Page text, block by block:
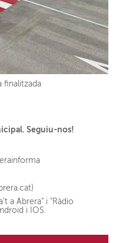
finalitzada
Seguiu-nos!
a Abrera" i "Ràdio
i IOS.